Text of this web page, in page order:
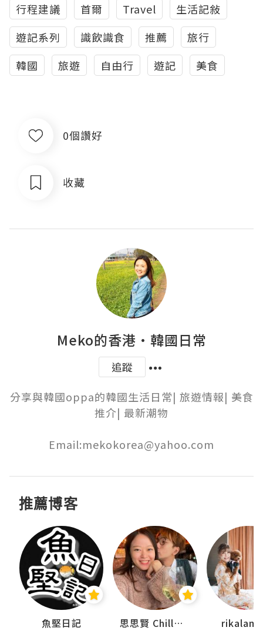
行程建議 首爾 Travel
生活記敍
遊記系列
識飲識食 推薦
旅行
韓國
旅遊 自由行 遊記 美食
0個讚好
收藏
Meko的香港·韓國日常
追蹤
分享與韓國oppa的韓國生活日常| 旅遊情報| 美食
推介| 最新潮物
Email:mekokorea@yahoo.com
推薦博客
魚堅日記 思思賢 ChillMyBabe